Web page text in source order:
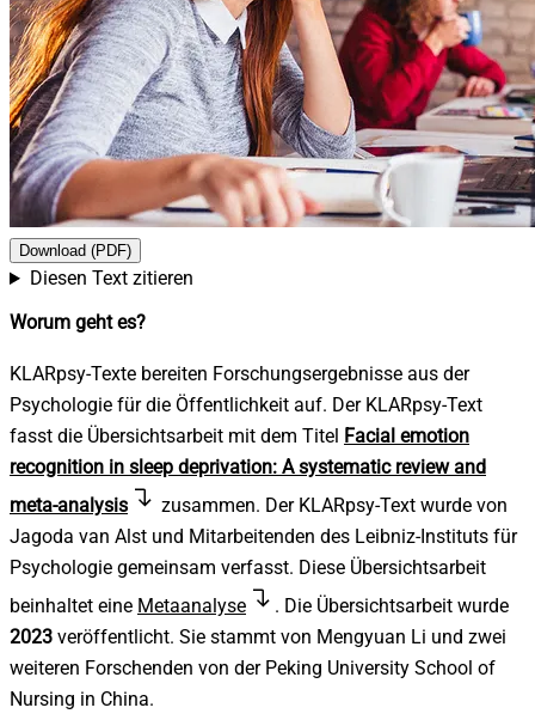
Download (PDF)
Diesen Text zitieren
Worum geht es?
KLARpsy-Texte bereiten Forschungsergebnisse aus der
Psychologie für die Öffentlichkeit auf. Der KLARpsy-Text
fasst die Übersichtsarbeit mit dem Titel Facial emotion
recognition in sleep deprivation: A systematic review and
meta-analysis
zusammen. Der KLARpsy-Text wurde von
Jagoda van Alst und Mitarbeitenden des Leibniz-Instituts für
Psychologie gemeinsam verfasst. Diese Übersichtsarbeit
beinhaltet eine Metaanalyse
. Die Übersichtsarbeit wurde
2023 veröffentlicht. Sie stammt von Mengyuan Li und zwei
weiteren Forschenden von der Peking University School of
Nursing in China.